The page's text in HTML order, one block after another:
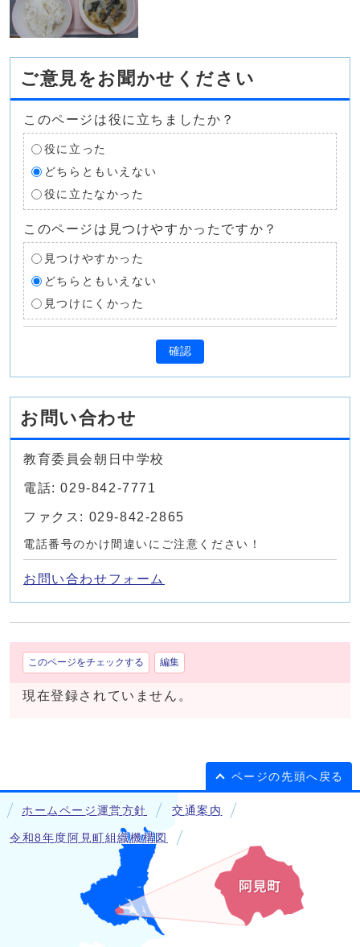
ご意見をお聞かせください
このページは役に立ちましたか？
役に立った
どちらともいえない
役に立たなかった
このページは見つけやすかったですか？
見つけやすかった
どちらともいえない
見つけにくかった
確認
お問い合わせ
教育委員会朝日中学校
電話: 029-842-7771
ファクス: 029-842-2865
電話番号のかけ間違いにご注意ください！
お問い合わせフォーム
このページをチェックする 編集
現在登録されていません。
ページの先頭へ戻る
ホームページ運営方針 交通案内
令和8年度阿見町組織機構図